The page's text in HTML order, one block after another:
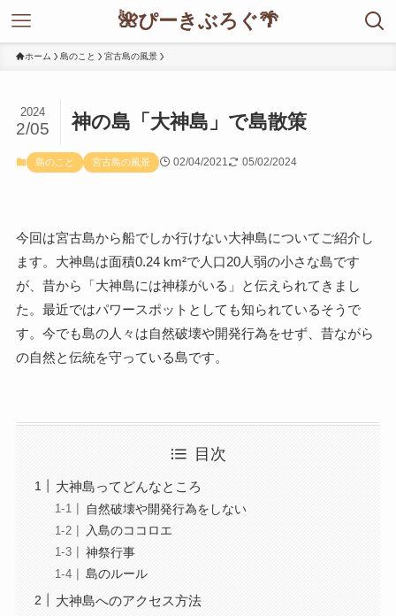
🌺ぴーきぶろぐ🌴
ホーム 島のこと 宮古島の風景
神の島「大神島」で島散策
2024
2/05
島のこと 宮古島の風景 02/04/2021 05/02/2024
今回は宮古島から船でしか行けない大神島についてご紹介し
ます。大神島は面積0.24 km²で人口20人弱の小さな島です
が、昔から「大神島には神様がいる」と伝えられてきまし
た。最近ではパワースポットとしても知られているそうで
す。今でも島の人々は自然破壊や開発行為をせず、昔ながら
の自然と伝統を守っている島です。
目次
大神島ってどんなところ
自然破壊や開発行為をしない
入島のココロエ
神祭行事
島のルール
大神島へのアクセス方法